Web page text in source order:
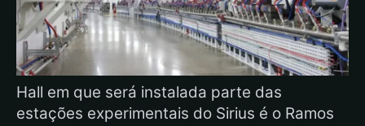
Hall em que será instalada parte das
estações experimentais do Sirius é o Ramos